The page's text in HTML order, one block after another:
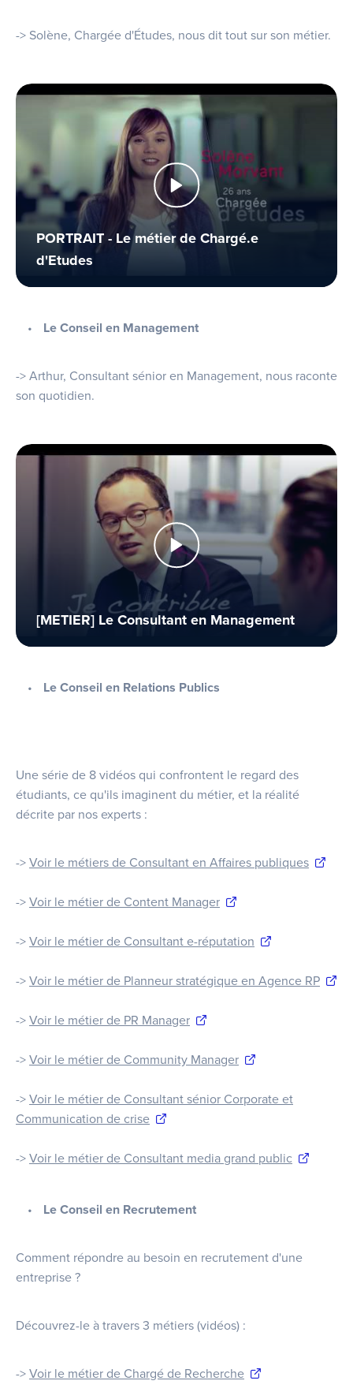
-> Solène, Chargée d'Études, nous dit tout sur son métier.
PORTRAIT - Le métier de Chargé.e
d'Etudes
Le Conseil en Management
-> Arthur, Consultant sénior en Management, nous raconte
son quotidien.
[METIER] Le Consultant en Management
Le Conseil en Relations Publics
Une série de 8 vidéos qui confrontent le regard des
étudiants, ce qu'ils imaginent du métier, et la réalité
décrite par nos experts :
-> Voir le métiers de Consultant en Affaires publiques
-> Voir le métier de Content Manager
-> Voir le métier de Consultant e-réputation
-> Voir le métier de Planneur stratégique en Agence RP
-> Voir le métier de PR Manager
-> Voir le métier de Community Manager
-> Voir le métier de Consultant sénior Corporate et
Communication de crise
-> Voir le métier de Consultant media grand public
Le Conseil en Recrutement
Comment répondre au besoin en recrutement d'une
entreprise ?
Découvrez-le à travers 3 métiers (vidéos) :
-> Voir le métier de Chargé de Recherche